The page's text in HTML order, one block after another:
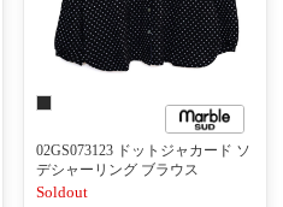
02GS073123 ドットジャカード ソ
デシャーリング ブラウス
Soldout